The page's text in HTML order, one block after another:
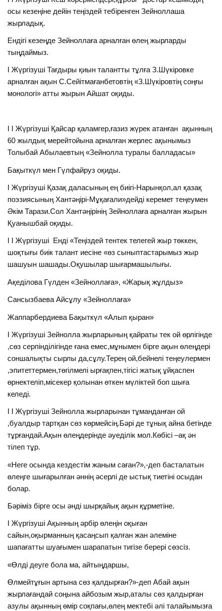
осы кезеңіне дейін теңіздей тебіренген Зейноллаша
жырладық.
Ендігі кезеңде Зейноллаға арналған өлең жырларды
тыңдаймыз.
I Жүргізуші Тағдыры қиын талантты тұлға З.Шүкіровке
арналған ақын С.Сейітмағанбетовтің «З.Шүкіровтің соңғы
монологі» атты жырын Айшат оқиды.
I I Жүргізуші Қайсар қаламгер,ғазиз жүрек атанған ақынның
60 жылдық мерейтойына арналған жерлес ақынымыз
Толыбай Абылаевтың «Зейнолла туралы балладасы»
Бақыткүл мен Гүлфайруз оқиды.
I Жүргізуші Қазақ даласының ең биігі-Нарынқол,ал қазақ
поэзиясының Хантәңірі-Мұқағали»дейді керемет теңеумен
Әкім Тарази.Сол Хантәңірінің Зейноллаға арналған жырын
Қуанышбай оқиды.
I I Жүргізуші Енді «Теңіздей тентек телегей жыр төккен,
шоқтығы биік талант иесіне «өз сыныптастарымыз жыр
шашуын шашады.Оқушылар шығармашылығы.
Ақеділова Гүлден «Зейноллаға», «Жарық жұлдыз»
Сансызбаева Айсұлу «Зейноллаға»
Жаппарбердиева Бақыткүл «Алып қыран»
I Жүргізуші Зейнолла жырларының қайраты тек ой өрлігінде
,сөз серпінділігінде ғана емес,мұнымен бірге ақын өлеңдері
соншалықты сырлы да,сұлу.Терең ой,бейнелі теңеулермен
,эпитеттермен,төгілмелі ырғақпен,тігісі жатық ұйқаспен
өрнектеліп,місекер қолынан өткен мүліктей боп шыға
келеді.
I I Жүргізуші Зейнолла жырларынан тұманданған ой
,буалдыр тартқан сөз көрмейсің.Бәрі де тұнық айна бетінде
тұрғандай.Ақын өлеңдерінде әуеділік мол.Көбісі –ақ ән
тілеп тұр.
«Неге осында кездестім жаным саған?»,-деп басталатын
өлеңге шығарылған әннің әсерлі де ыстық тиетіні осыдан
болар.
Бәріміз бірге осы әнді шырқайық ақын құрметіне.
I Жүргізуші Ақынның әрбір өлеңін оқыған
сайын,оқырманның қасаңсып қалған жан әлеміне
шапағатты шуағымен шарапатын тигізе берері сөзсіз.
«Өлді деуге бола ма, айтыңдаршы,
Өлмейтұғын артына сөз қалдырған?»-деп Абай ақын
жырлағандай соңына айбозым жыр,аталы сөз қалдырған
азулы ақынның өмір соқпағы,өлең мектебі әлі талайымызға